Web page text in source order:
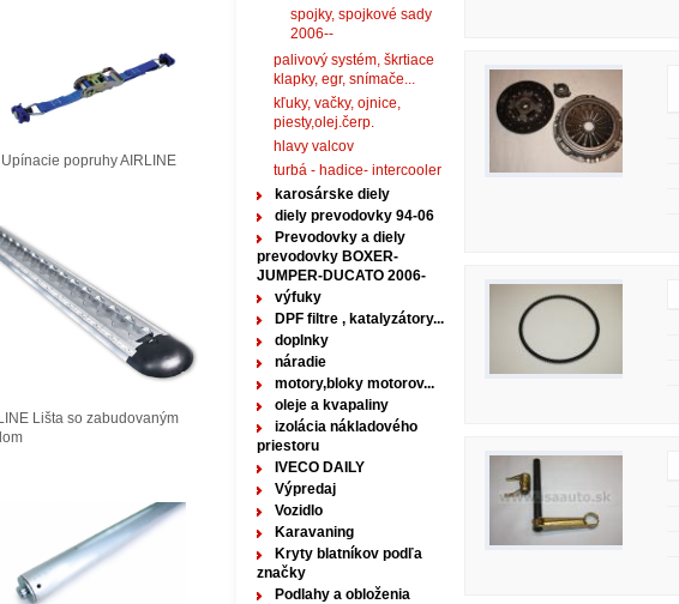
spojky, spojkové sady
2006--
palivový systém, škrtiace
klapky, egr, snímače...
kľuky, vačky, ojnice,
piesty,olej.čerp.
hlavy valcov
turbá - hadice- intercooler
karosárske diely
diely prevodovky 94-06
Prevodovky a diely
prevodovky BOXER-
JUMPER-DUCATO 2006-
výfuky
DPF filtre , katalyzátory...
doplnky
náradie
motory,bloky motorov...
oleje a kvapaliny
izolácia nákladového
priestoru
IVECO DAILY
Výpredaj
Vozidlo
Karavaning
Kryty blatníkov podľa
značky
Podlahy a obloženia
popruhy AIRLINE
Lišta so zabudovaným